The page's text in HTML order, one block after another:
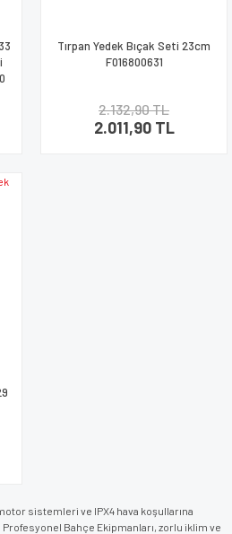
Tırpan Yedek Bıçak Seti 23cm
F016800631
2.132,90 TL
2.011,90 TL
sistemleri ve IPX4 hava koşullarına
Profesyonel Bahçe Ekipmanları, zorlu iklim ve